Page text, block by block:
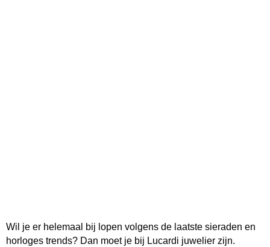
Wil je er helemaal bij lopen volgens de laatste sieraden en
horloges trends? Dan moet je bij Lucardi juwelier zijn.